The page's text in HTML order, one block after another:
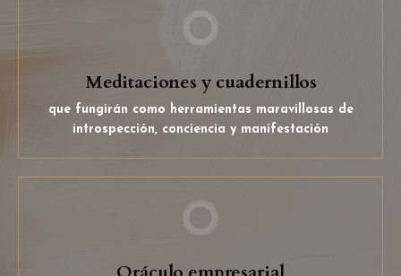
Meditaciones y cuadernillos
que fungirán como herramientas maravillosas de
introspección, conciencia y manifestación